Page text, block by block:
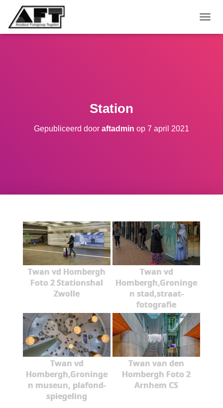
Station
Gepubliceerd door aftadmin op 7 april 2021
Twan vd Hombergh
Foto 2 Stationshal
Zwolle
Twan vd
Hombergh,Groninge
n stad,straat-
fotografie
Twan vd
Hombergh,Groninge
n museun, plafond-
spiegeling
Twan van den
Hombergh Foto 2
Arnhem CS